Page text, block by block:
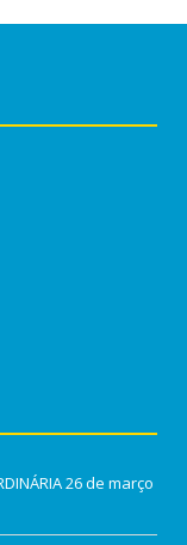
26 de março